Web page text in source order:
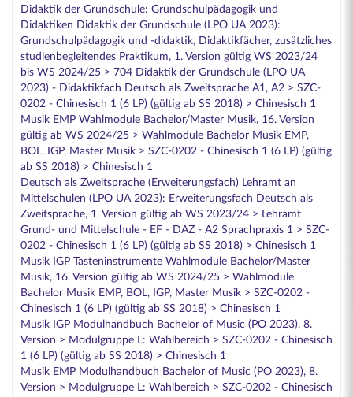
Didaktik der Grundschule: Grundschulpädagogik und
Didaktiken Didaktik der Grundschule (LPO UA 2023):
Grundschulpädagogik und -didaktik, Didaktikfächer, zusätzliches
studienbegleitendes Praktikum, 1. Version gültig WS 2023/24
bis WS 2024/25 > 704 Didaktik der Grundschule (LPO UA
2023) - Didaktikfach Deutsch als Zweitsprache A1, A2 > SZC-
0202 - Chinesisch 1 (6 LP) (gültig ab SS 2018) > Chinesisch 1
Musik EMP Wahlmodule Bachelor/Master Musik, 16. Version
gültig ab WS 2024/25 > Wahlmodule Bachelor Musik EMP,
BOL, IGP, Master Musik > SZC-0202 - Chinesisch 1 (6 LP) (gültig
ab SS 2018) > Chinesisch 1
Deutsch als Zweitsprache (Erweiterungsfach) Lehramt an
Mittelschulen (LPO UA 2023): Erweiterungsfach Deutsch als
Zweitsprache, 1. Version gültig ab WS 2023/24 > Lehramt
Grund- und Mittelschule - EF - DAZ - A2 Sprachpraxis 1 > SZC-
0202 - Chinesisch 1 (6 LP) (gültig ab SS 2018) > Chinesisch 1
Musik IGP Tasteninstrumente Wahlmodule Bachelor/Master
Musik, 16. Version gültig ab WS 2024/25 > Wahlmodule
Bachelor Musik EMP, BOL, IGP, Master Musik > SZC-0202 -
Chinesisch 1 (6 LP) (gültig ab SS 2018) > Chinesisch 1
Musik IGP Modulhandbuch Bachelor of Music (PO 2023), 8.
Version > Modulgruppe L: Wahlbereich > SZC-0202 - Chinesisch
1 (6 LP) (gültig ab SS 2018) > Chinesisch 1
Musik EMP Modulhandbuch Bachelor of Music (PO 2023), 8.
Version > Modulgruppe L: Wahlbereich > SZC-0202 - Chinesisch